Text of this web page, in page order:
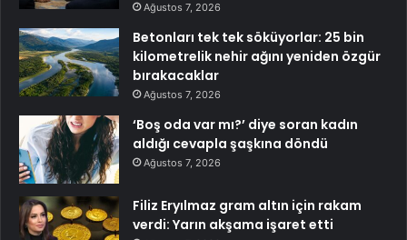
Ağustos 7, 2026
Betonları tek tek söküyorlar: 25 bin
kilometrelik nehir ağını yeniden özgür
bırakacaklar
Ağustos 7, 2026
‘Boş oda var mı?’ diye soran kadın
aldığı cevapla şaşkına döndü
Ağustos 7, 2026
Filiz Eryılmaz gram altın için rakam
verdi: Yarın akşama işaret etti